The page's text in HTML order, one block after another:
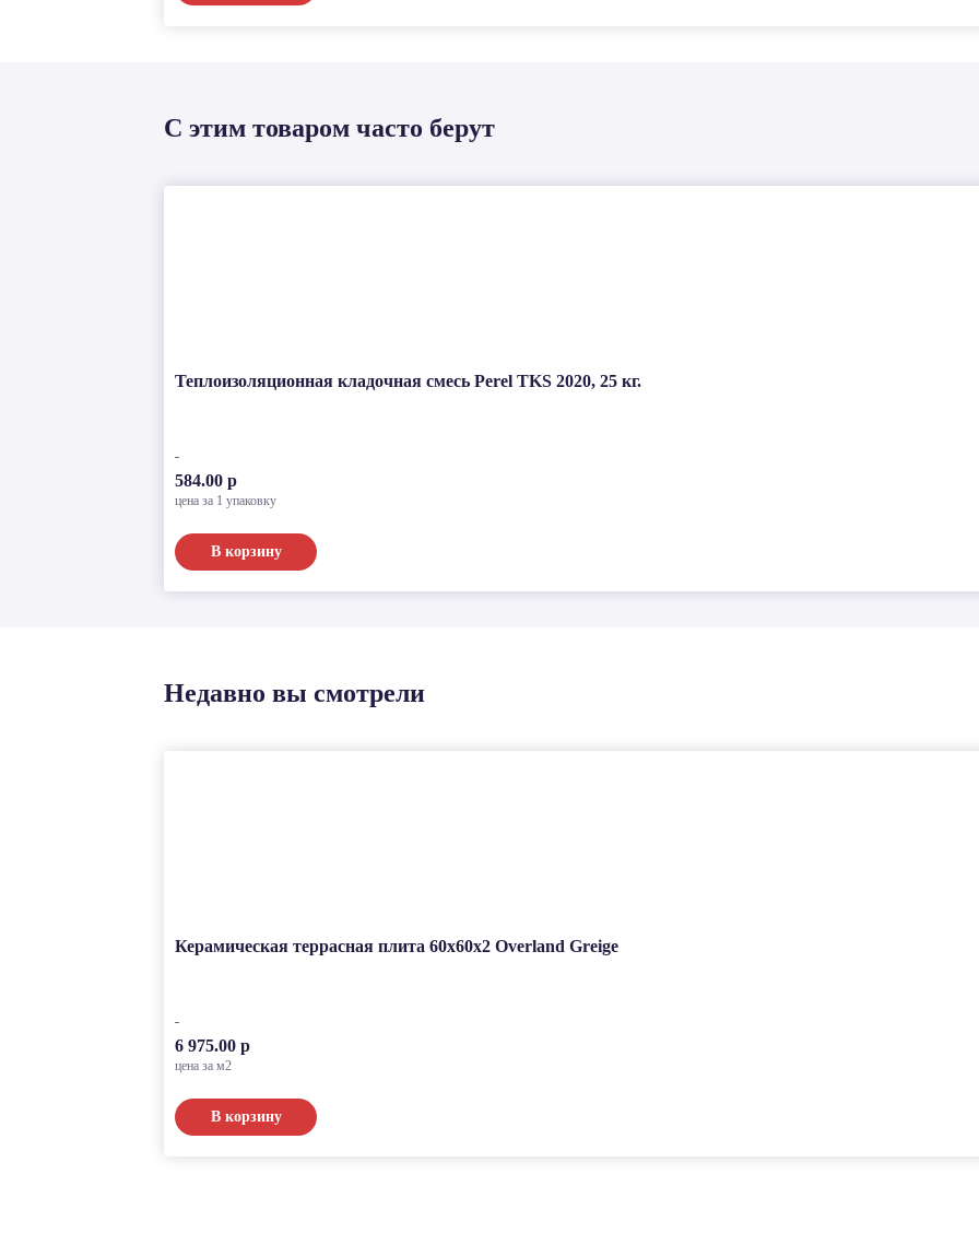
С этим товаром часто берут
Теплоизоляционная кладочная смесь Perel TKS 2020, 25 кг.
584.00 р
цена за 1 упаковку
В корзину
Недавно вы смотрели
Керамическая террасная плита 60x60x2 Overland Greige
6 975.00 р
цена за м2
В корзину